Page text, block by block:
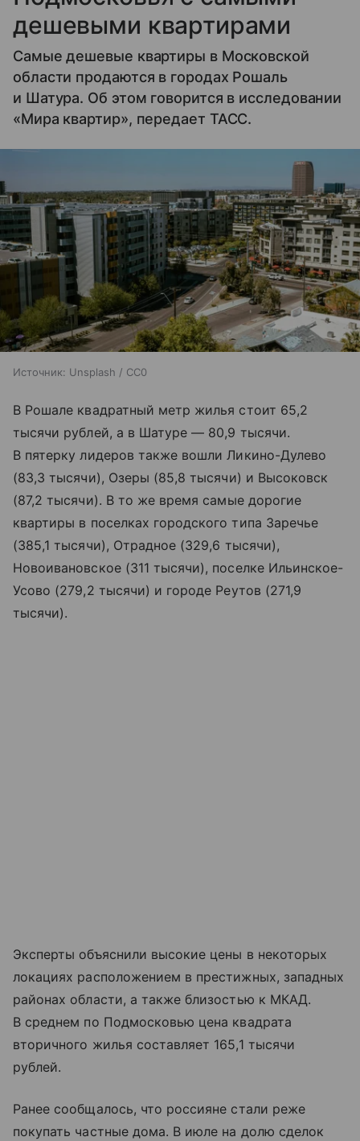
дешевыми квартирами
Самые дешевые квартиры в Московской
области продаются в городах Рошаль
и Шатура. Об этом говорится в исследовании
«Мира квартир», передает ТАСС.
Источник: Unsplash / CC0
В Рошале квадратный метр жилья стоит 65,2
тысячи рублей, а в Шатуре — 80,9 тысячи.
В пятерку лидеров также вошли Ликино-Дулево
(83,3 тысячи), Озеры (85,8 тысячи) и Высоковск
(87,2 тысячи). В то же время самые дорогие
квартиры в поселках городского типа Заречье
(385,1 тысячи), Отрадное (329,6 тысячи),
Новоивановское (311 тысячи), поселке Ильинское-
Усово (279,2 тысячи) и городе Реутов (271,9
тысячи).
Эксперты объяснили высокие цены в некоторых
локациях расположением в престижных, западных
районах области, а также близостью к МКАД.
В среднем по Подмосковью цена квадрата
вторичного жилья составляет 165,1 тысячи
рублей.
Ранее сообщалось, что россияне стали реже
покупать частные дома. В июле на долю сделок